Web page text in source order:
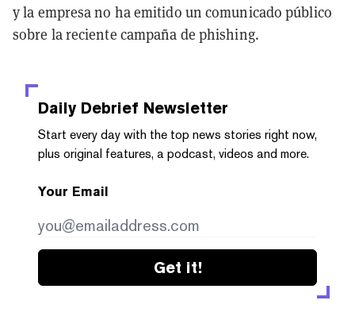
y la empresa no ha emitido un comunicado público
sobre la reciente campaña de phishing.
Daily Debrief Newsletter
Start every day with the top news stories right now,
plus original features, a podcast, videos and more.
Your Email
Get it!